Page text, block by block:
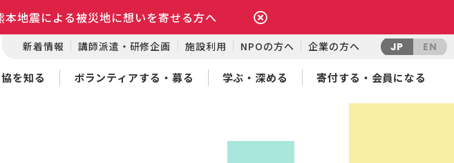
本地震による被災地に想いを寄せる方へ
新着情報 講師派遣・研修企画 施設利用 NPOの方へ 企業の方へ JP EN
を知る ボランティアする・募る 学ぶ・深める 寄付する・会員になる